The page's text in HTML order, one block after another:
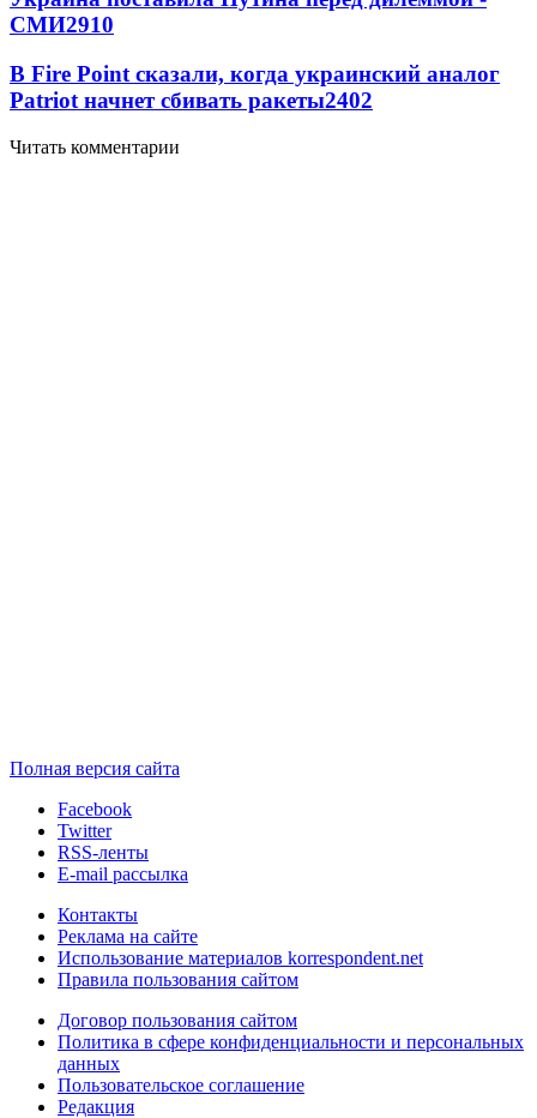
СМИ2910
В Fire Point сказали, когда украинский аналог
Patriot начнет сбивать ракеты2402
Читать комментарии
Полная версия сайта
Facebook
Twitter
RSS-ленты
E-mail рассылка
Контакты
Реклама на сайте
Использование материалов korrespondent.net
Правила пользования сайтом
Договор пользования сайтом
Политика в сфере конфиденциальности и персональных
данных
Пользовательское соглашение
Редакция